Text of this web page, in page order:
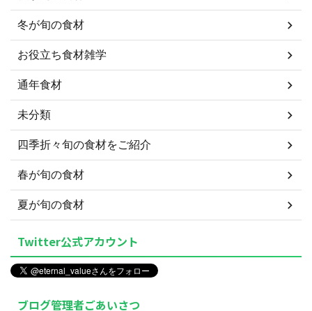
冬が旬の食材
お役立ち食材雑学
通年食材
未分類
四季折々旬の食材をご紹介
春が旬の食材
夏が旬の食材
Twitter公式アカウント
ブログ管理者ごあいさつ